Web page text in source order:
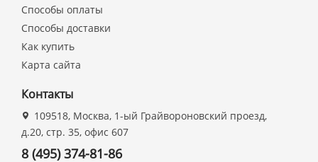
Способы оплаты
Способы доставки
Как купить
Карта сайта
Контакты
109518, Москва, 1-ый Грайвороновский проезд,
д.20, стр. 35, офис 607
8 (495) 374-81-86